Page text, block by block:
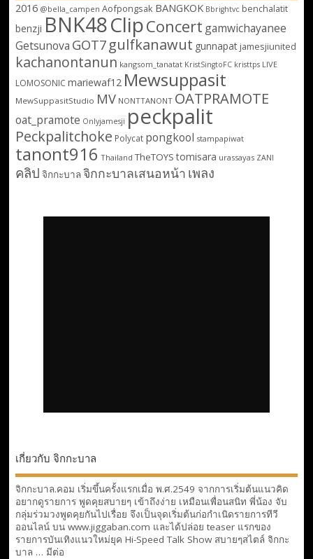
2016 @bella_campen Aofpongsak BANGKOK Bbrightvc benchalatit
benzji BNK48ClipConcert gamwichayanee
Getsunova GOT7 gulfkanawut gunnapat jamesjiunited
kachanontanun kangsom_tanatat KristSingtoFC kristtps LIVE
LOMOSONIC mariewaf12 Mewsuppasit
MewSuppasitStudio MV NONTTANONT OATPRAMOTE
oat_pramote Onlyjamesji peckpalit
Peckpalitchoke Polycat pongkool stampapiwat
tanont916 Thailand TheTOYS tomisara urassayas ZANI
คลิป จิกกะบาลจิกกะบาลเสนอหน้า เพลง
เกี่ยวกับ จิกกะบาล
จิกกะบาล.คอม เริ่มขึ้นครั้งแรกเมื่อ พ.ศ.2549 จากการเริ่มต้นแนวคิด
อยากดูรายการ พูดคุยสบายๆ เข้าถึงง่าย เหมือนเพื่อนสนิท พี่น้อง จับ
กลุ่มร่วมวงพูดคุยกันไปเรื่อย จึงเป็นจุดเริ่มต้นก่อกำเนิดรายการทีวี
ออนไลน์ บน www.jiggaban.com และได้ปล่อย teaser แรกของ
รายการบันเทิงแนวใหม่ยุค Hi-Speed Talk Show สบายๆสไตล์ จิกกะ
บาล … มีต่อ